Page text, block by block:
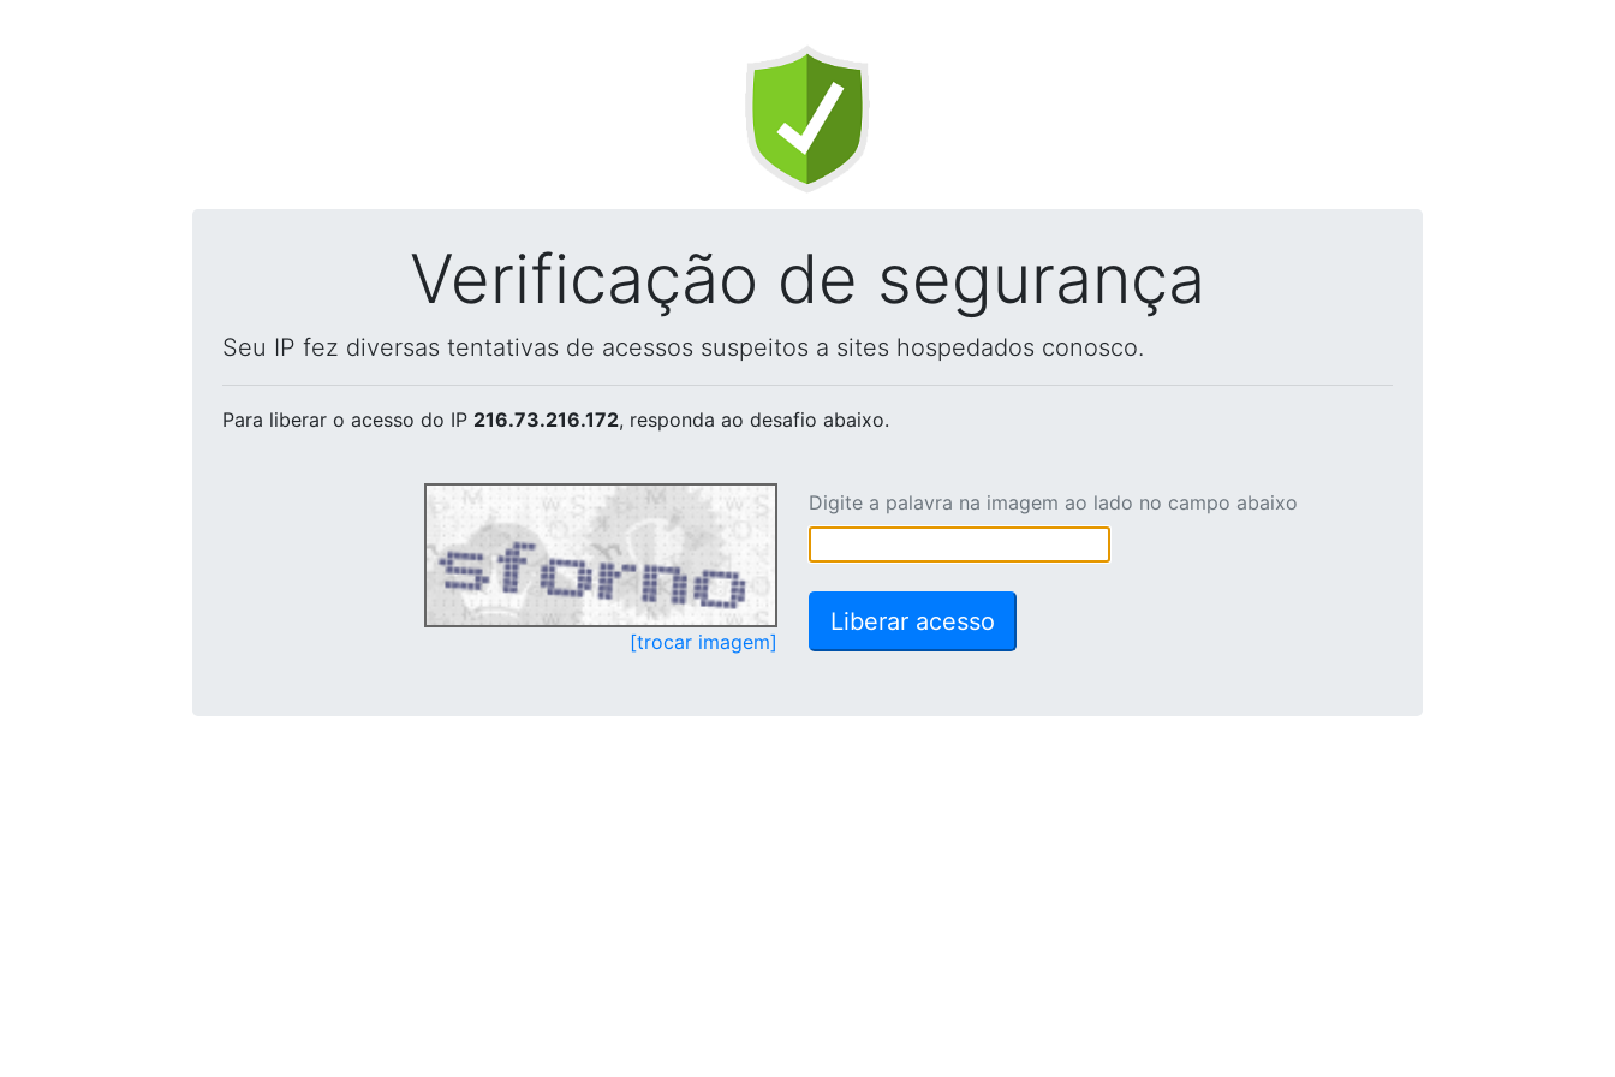
Verificação de segurança
Seu IP fez diversas tentativas de acessos suspeitos a sites hospedados conosco.
Para liberar o acesso do IP 216.73.216.172, responda ao desafio abaixo.
[trocar imagem]
Digite a palavra na imagem ao lado no campo abaixo